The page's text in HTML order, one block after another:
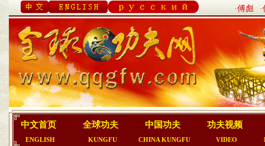
·傅彪
中文首页
ENGLISH
全球功夫
KUNGFU
中国功夫
CHINA KUNGFU
功夫视频
VIDEO